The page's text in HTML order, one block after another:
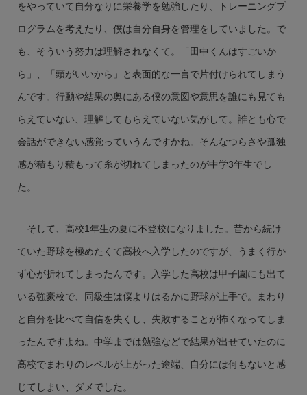
をやっていて自分なりに栄養学を勉強したり、トレーニングプ
ログラムを考えたり、僕は自分自身を管理をしていました。で
も、そういう努力は理解されなくて。「田中くんはすごいか
ら」、「頭がいいから」と表面的な一言で片付けられてしまう
んです。行動や結果の奥にある僕の意図や意思を誰にも見ても
らえていない、理解してもらえていない気がして。誰とも心で
会話ができない感覚っていうんですかね。そんなつらさや孤独
感が積もり積もって糸が切れてしまったのが中学3年生でし
た。
そして、高校1年生の夏に不登校になりました。昔から続け
ていた野球を極めたくて高校へ入学したのですが、うまく行か
ず心が折れてしまったんです。入学した高校は甲子園にも出て
いる強豪校で、同級生は僕よりはるかに野球が上手で。まわり
と自分を比べて自信を失くし、失敗することが怖くなってしま
ったんですよね。中学までは勉強などで結果が出せていたのに
高校でまわりのレベルが上がった途端、自分には何もないと感
じてしまい、ダメでした。